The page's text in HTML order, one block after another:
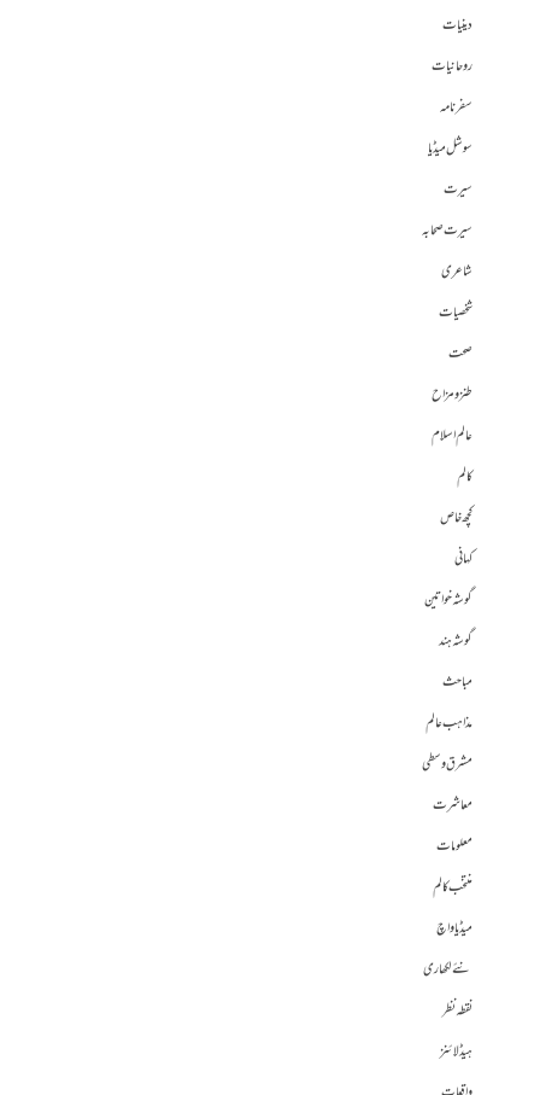
دینیات
روحانیات
سفرنامہ
سوشل میڈیا
سیرت
سیرت صحابہ
شاعری
شخصیات
صحت
طنز و مزاح
عالم اسلام
کالم
کچھ خاص
کہانی
گوشہ خواتین
گوشہ ہند
مباحث
مذاہب عالم
مشرق وسطی
معاشرت
معلومات
منتخب کالم
میڈیا واچ
نئے لکھاری
نقطہ نظر
ہیڈلائنز